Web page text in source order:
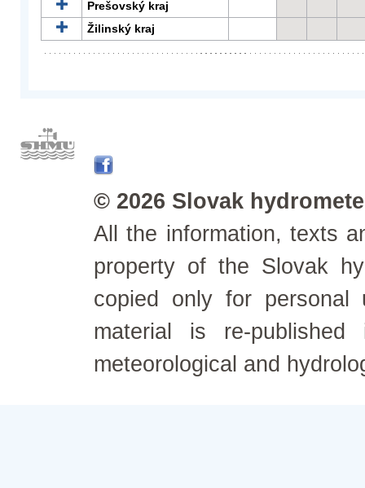
Prešovský kraj
Žilinský kraj
© 2026 Slovak
All the information, texts
property of the Slovak
copied only for personal
material is re-
meteorological and